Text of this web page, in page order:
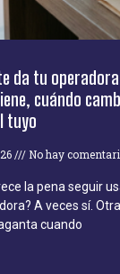
da tu
cuándo
tuyo
No hay
la pena seguir
A veces sí.
cuando